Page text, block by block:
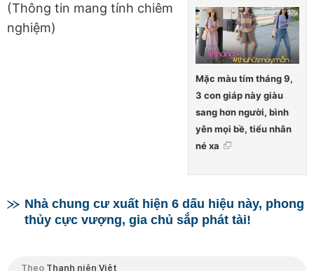
Mặc màu tím tháng 9,
3 con giáp này giàu
sang hơn người, bình
yên mọi bề, tiểu nhân
né xa
(Thông tin mang tính chiêm
nghiệm)
Nhà chung cư xuất hiện 6 dấu hiệu này, phong
thủy cực vượng, gia chủ sắp phát tài!
Theo Thanh niên Việt